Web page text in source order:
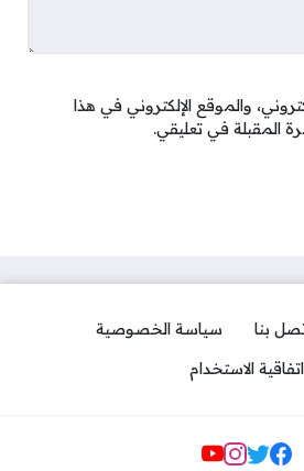
والموقع الإلكتروني في هذا
المقبلة في تعليقي.
بنا
سياسة الخصوصية
اتفاقية الاستخدام
مواقع التواصل